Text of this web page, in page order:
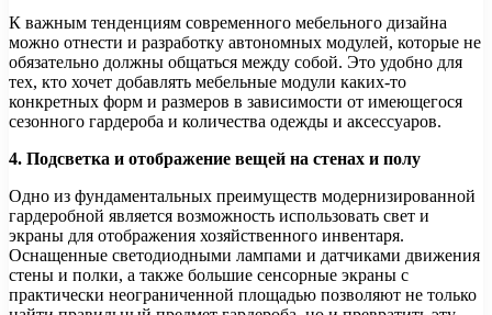
К важным тенденциям современного мебельного дизайна
можно отнести и разработку автономных модулей, которые не
обязательно должны общаться между собой. Это удобно для
тех, кто хочет добавлять мебельные модули каких-то
конкретных форм и размеров в зависимости от имеющегося
сезонного гардероба и количества одежды и аксессуаров.
4. Подсветка и отображение вещей на стенах и полу
Одно из фундаментальных преимуществ модернизированной
гардеробной является возможность использовать свет и
экраны для отображения хозяйственного инвентаря.
Оснащенные светодиодными лампами и датчиками движения
стены и полки, а также большие сенсорные экраны с
практически неограниченной площадью позволяют не только